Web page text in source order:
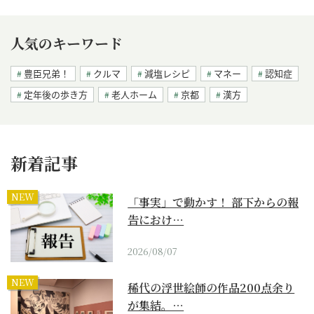
人気のキーワード
豊臣兄弟！ クルマ 減塩レシピ マネー
認知症
定年後の歩き方
老人ホーム 京都 漢方
新着記事
NEW
「事実」で動かす！ 部下からの報
告におけ…
2026/08/07
NEW
稀代の浮世絵師の作品200点余り
が集結。…